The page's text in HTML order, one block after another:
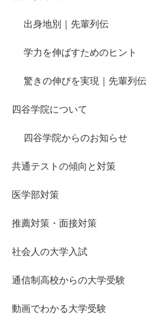
出身地別｜先輩列伝
学力を伸ばすためのヒント
驚きの伸びを実現｜先輩列伝
四谷学院について
四谷学院からのお知らせ
共通テストの傾向と対策
医学部対策
推薦対策・面接対策
社会人の大学入試
通信制高校からの大学受験
動画でわかる大学受験